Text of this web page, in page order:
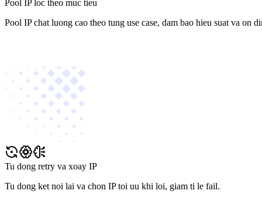
Pool IP loc theo muc tieu
Pool IP chat luong cao theo tung use case, dam bao hieu suat va on
Tu dong retry va xoay IP
Tu dong ket noi lai va chon IP toi uu khi loi, giam ti le fail.